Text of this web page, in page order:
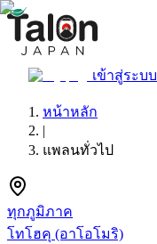
เข้าสู่ระบบ
หน้าหลัก
|
แพลนทั่วไป
ทุกภูมิภาค
โทโฮคุ (อาโอโมริ)